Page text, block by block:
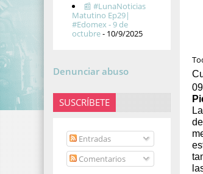
📰 #LunaNoticias
Matutino Ep29|
#Edomex - 9 de
octubre- 10/9/2025
Denunciar abuso
SUSCRÍBETE
Entradas
Comentarios